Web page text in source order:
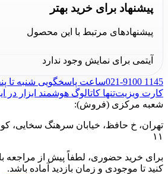
پیشنهاد برای خرید بهتر
پیشنهادهای مرتبط با این محصول
آیتمی برای نمایش وجود ندارد
021-9100 1145ساعت پاسخگویی شنبه تا
کارت ویزیتتنها کاتالوگ هوشمند ابزار در
شعبه مرکزی (فروش):
تهران، خ حافظ، خیابان سرهنگ سخایی،
۱۱
برای خرید حضوری، لطفاً پیش از مراجعه
کنید تا موجودی و زمان بازدید آماده باشد.